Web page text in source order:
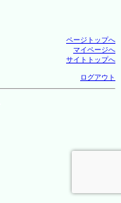
ページトップへ
マイページへ
サイトトップへ
ログアウト